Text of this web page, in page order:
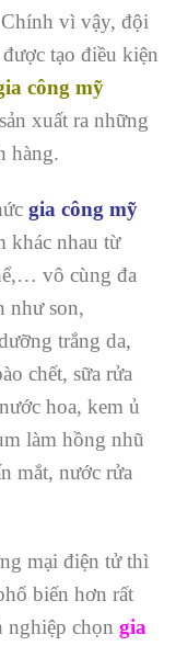
vì vậy, đội
tạo điều kiện
công mỹ
xuất ra những
hàng.
gia công mỹ
khác nhau từ
vô cùng đa
như son,
trắng da,
chết, sữa rửa
hoa, kem ủ
làm hồng nhũ
mắt, nước rửa
mại điện tử thì
biến hơn rất
chọn gia